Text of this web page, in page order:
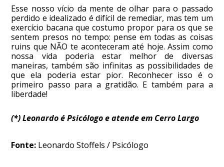
Esse nosso vício da mente de olhar para o passado
perdido e idealizado é difícil de remediar, mas tem um
exercício bacana que costumo propor para os que se
sentem presos no tempo: pense em todas as coisas
ruins que NÃO te aconteceram até hoje. Assim como
nossa vida poderia estar melhor de diversas
maneiras, também são infinitas as possibilidades de
que ela poderia estar pior. Reconhecer isso é o
primeiro passo para a gratidão. E também para a
liberdade!
(*) Leonardo é Psicólogo e atende em Cerro Largo
Fonte: Leonardo Stoffels / Psicólogo